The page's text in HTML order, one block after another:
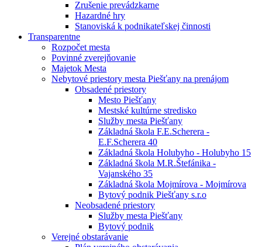
Zrušenie prevádzkarne
Hazardné hry
Stanoviská k podnikateľskej činnosti
Transparentne
Rozpočet mesta
Povinné zverejňovanie
Majetok Mesta
Nebytové priestory mesta Piešťany na prenájom
Obsadené priestory
Mesto Piešťany
Mestské kultúrne stredisko
Služby mesta Piešťany
Základná škola F.E.Scherera -
E.F.Scherera 40
Základná škola Holubyho - Holubyho 15
Základná škola M.R.Štefánika -
Vajanského 35
Základná škola Mojmírova - Mojmírova
Bytový podnik Piešťany s.r.o
Neobsadené priestory
Služby mesta Piešťany
Bytový podnik
Verejné obstarávanie